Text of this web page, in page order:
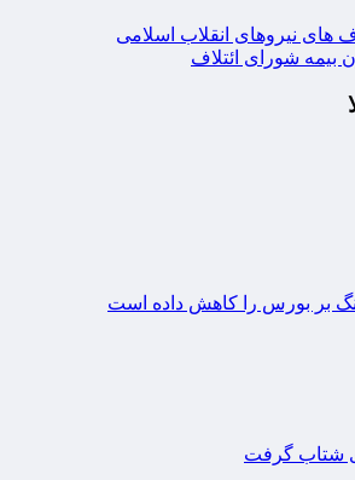
های نیروهای انقلاب اسلامی
بیمه شورای ائتلاف
بر بورس را کاهش داده است
شتاب گرفت